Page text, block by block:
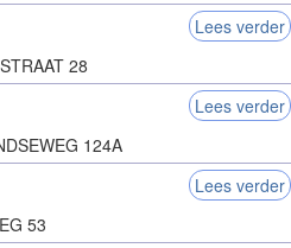
Lees verder
28
Lees verder
124A
Lees verder
53